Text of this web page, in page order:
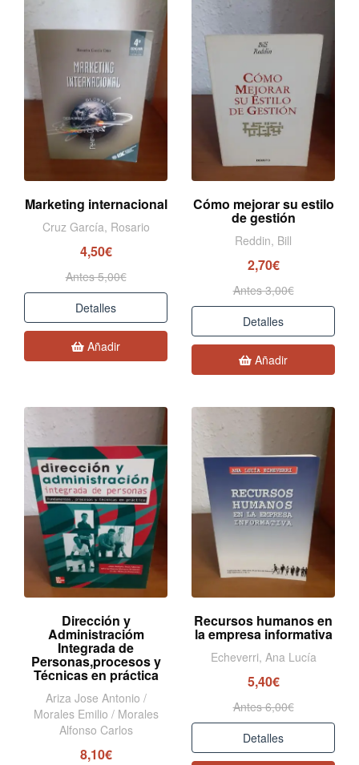
Marketing internacional
Cruz García, Rosario
4,50€
Antes 5,00€
Detalles
Añadir
Cómo mejorar su estilo
de gestión
Reddin, Bill
2,70€
Antes 3,00€
Detalles
Añadir
Dirección y
Administracióm
Integrada de
Personas,procesos y
Técnicas en práctica
Ariza Jose Antonio /
Morales Emilio / Morales
Alfonso Carlos
8,10€
Recursos humanos en
la empresa informativa
Echeverri, Ana Lucía
5,40€
Antes 6,00€
Detalles